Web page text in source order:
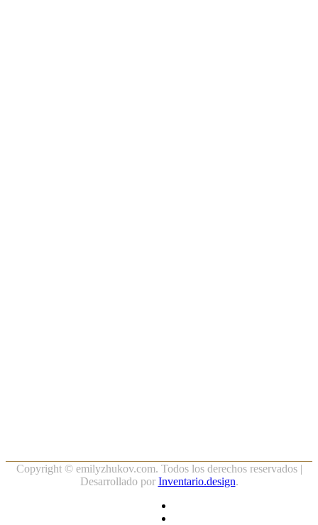
Copyright © emilyzhukov.com. Todos los derechos reservados |
Desarrollado por Inventario.design.